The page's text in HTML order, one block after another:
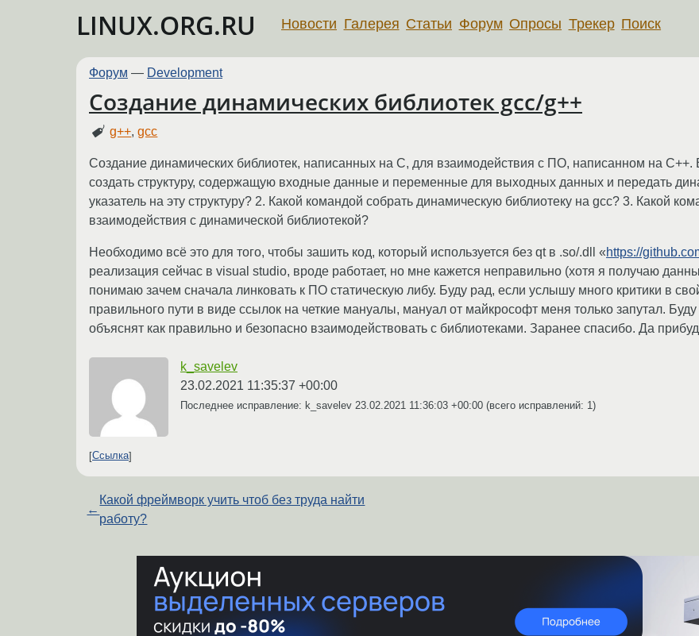
LINUX.ORG.RU Новости Галерея Статьи Форум Опросы Трекер Поиск
Форум — Development
Создание динамических библиотек gcc/g++
g++,gcc
Создание динамических библиотек, написанных на C, для взаимодействия с ПО, написанном на
создать структуру, содержащую входные данные и переменные для выходных данных и передать
указатель на эту структуру? 2. Какой командой собрать динамическую библиотеку на gcc? 3. Какой
взаимодействия с динамической библиотекой?
Необходимо всё это для того, чтобы зашить код, который используется без qt в .so/.dll «https://
реализация сейчас в visual studio, вроде работает, но мне кажется неправильно (хотя я получаю
понимаю зачем сначала линковать к ПО статическую либу. Буду рад, если услышу много критики в
правильного пути в виде ссылок на четкие мануалы, мануал от майкрософт меня только запутал.
объяснят как правильно и безопасно взаимодействовать с библиотеками. Заранее спасибо. Да
k_savelev
23.02.2021 11:35:37 +00:00
Последнее исправление: k_savelev 23.02.2021 11:36:03 +00:00 (всего исправлений: 1)
Ссылка
←
Какой фреймворк учить чтоб без труда найти
работу?